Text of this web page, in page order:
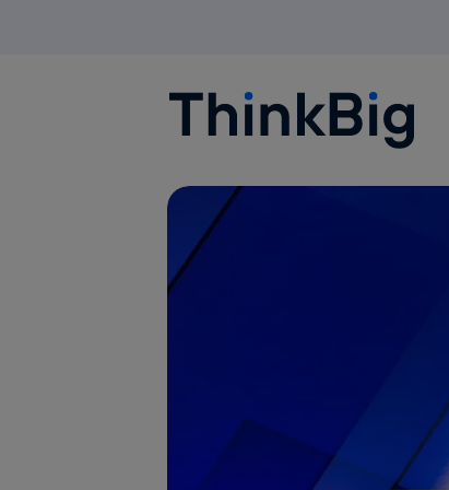
Blogthinkbig.com